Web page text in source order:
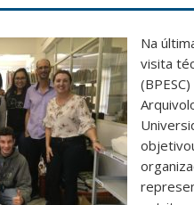
Na
visita